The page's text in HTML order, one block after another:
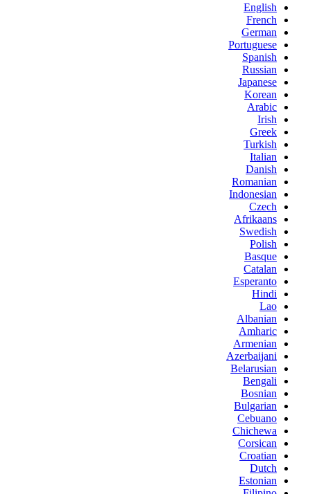
English
French
German
Portuguese
Spanish
Russian
Japanese
Korean
Arabic
Irish
Greek
Turkish
Italian
Danish
Romanian
Indonesian
Czech
Afrikaans
Swedish
Polish
Basque
Catalan
Esperanto
Hindi
Lao
Albanian
Amharic
Armenian
Azerbaijani
Belarusian
Bengali
Bosnian
Bulgarian
Cebuano
Chichewa
Corsican
Croatian
Dutch
Estonian